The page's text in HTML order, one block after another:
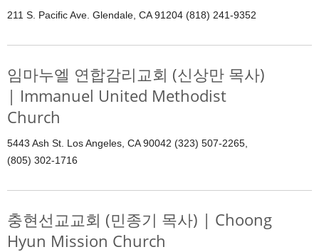
211 S. Pacific Ave. Glendale, CA 91204 (818) 241-9352
임마누엘 연합감리교회 (신상만 목사)
| Immanuel United Methodist
Church
5443 Ash St. Los Angeles, CA 90042 (323) 507-2265,
(805) 302-1716
충현선교교회 (민종기 목사) | Choong
Hyun Mission Church